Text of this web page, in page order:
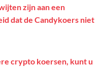
zijn aan een
dat de Candykoers niet
crypto koersen, kunt u